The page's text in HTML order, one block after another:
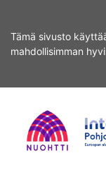
Tämä sivusto
mahdollisimman
sisältöön
Home